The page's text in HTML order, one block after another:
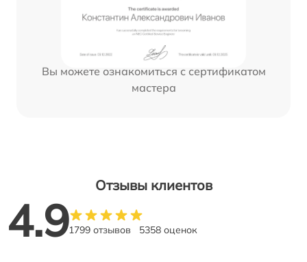
Вы можете ознакомиться с сертификатом
мастера
Отзывы клиентов
4.91799 отзывов 5358 оценок